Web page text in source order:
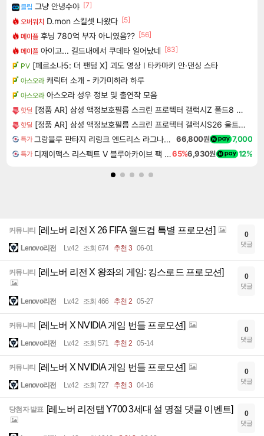
클립 그냥 안녕수야 [7]
오버워치 D.mon 스킬셋 나왔다 [5]
메이플 후닝 780억 부자 아니였음?? [56]
메이플 아이고... 길드내에서 쿠데타 일어났네 [83]
PV [페르소나5: 더 팬텀 X] 괴도 영상 l 타카마키 안·댄싱 스타
아스오라 캐릭터 소개 - 카가미하라 하루
아스오라 아스오라 성우 정보 및 출연작 모음
핫딜 [정품 AR] 삼성 액정보호필름 스크린 프로텍터 갤럭시Z 폴드8 울트라, 2매입
핫딜 [정품 AR] 삼성 액정보호필름 스크린 프로텍터 갤럭시S26 울트라, 2매입
특가 그랑블루 판타지 리링크 엔드리스 라그나로크 Granblue Fantasy Relink Endless Ragnarok 66,800원 7,000
특가 디제이맥스 리스펙트 V 블루아카이브 팩 DJMAX RESPECT V Blue Archive Pack DLC65%6,930원 12%
커뮤니티 [레노버 리전 X 26 FIFA 월드컵 특별 프로모션]
Lenovo리전 Lv.42 조회 674 추천 3 06-01
0
댓글
커뮤니티 [레노버 리전 X 왕좌의 게임: 킹스로드 프로모션]
Lenovo리전 Lv.42 조회 466 추천 2 05-27
0
댓글
커뮤니티 [레노버 X NVIDIA 게임 번들 프로모션]
Lenovo리전 Lv.42 조회 571 추천 2 05-14
0
댓글
커뮤니티 [레노버 X NVIDIA 게임 번들 프로모션]
Lenovo리전 Lv.42 조회 727 추천 3 04-16
0
댓글
당첨자 발표 [레노버 리전탭 Y700 3세대 설 명절 댓글 이벤트] 0
댓글